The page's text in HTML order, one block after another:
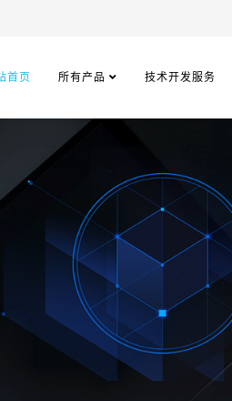
首页 所有产品 技术开发服务